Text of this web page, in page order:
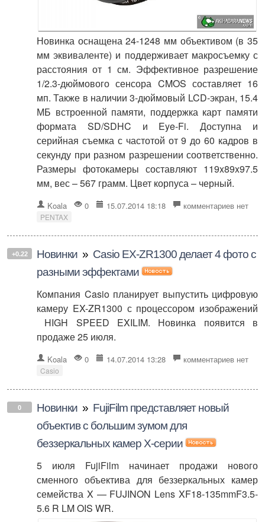
Новинка оснащена 24-1248 мм объективом (в 35
мм эквиваленте) и поддерживает макросъемку с
расстояния от 1 см. Эффективное разрешение
1/2.3-дюймового сенсора CMOS составляет 16
мп. Также в наличии 3-дюймовый LCD-экран, 15.4
МБ встроенной памяти, поддержка карт памяти
формата SD/SDHC и Eye-Fi. Доступна и
серийная съемка с частотой от 9 до 60 кадров в
секунду при разном разрешении соответственно.
Размеры фотокамеры составляют 119x89x97.5
мм, вес – 567 грамм. Цвет корпуса – черный.
Koala 0 15.07.2014 18:18 комментариев нет
PENTAX
+0.22 Новинки » Casio EX-ZR1300 делает 4 фото с
разными эффектами
Компания Casio планирует выпустить цифровую
камеру EX-ZR1300 с процессором изображений
HIGH SPEED EXILIM. Новинка появится в
продаже 25 июля.
Koala 0 14.07.2014 13:28 комментариев нет
Casio
0 Новинки » FujiFilm представляет новый
объектив с большим зумом для
беззеркальных камер X-серии
5 июля FujiFilm начинает продажи нового
сменного объектива для беззеркальных камер
семейства X — FUJINON Lens XF18-135mmF3.5-
5.6 R LM OIS WR.